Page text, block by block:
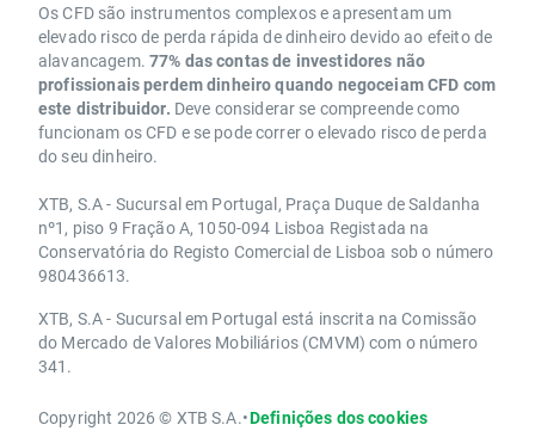
Os CFD são instrumentos complexos e apresentam um
elevado risco de perda rápida de dinheiro devido ao efeito de
alavancagem. 77% das contas de investidores não
profissionais perdem dinheiro quando negoceiam CFD com
este distribuidor. Deve considerar se compreende como
funcionam os CFD e se pode correr o elevado risco de perda
do seu dinheiro.
XTB, S.A - Sucursal em Portugal, Praça Duque de Saldanha
nº1, piso 9 Fração A, 1050-094 Lisboa Registada na
Conservatória do Registo Comercial de Lisboa sob o número
980436613.
XTB, S.A - Sucursal em Portugal está inscrita na Comissão
do Mercado de Valores Mobiliários (CMVM) com o número
341.
Copyright 2026 © XTB S.A.•Definições dos cookies